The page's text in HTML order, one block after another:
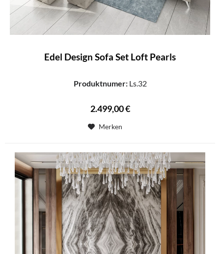
Edel Design Sofa Set Loft Pearls
Produktnumer:Ls.32
2.499,00 €
Merken